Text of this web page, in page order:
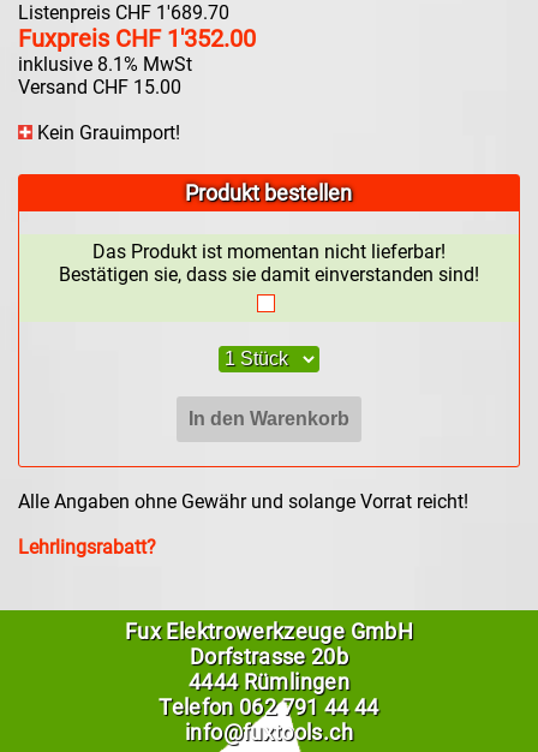
Listenpreis CHF 1'689.70
Fuxpreis CHF 1'352.00
inklusive 8.1% MwSt
Versand CHF 15.00
Kein Grauimport!
Produkt bestellen
Das Produkt ist momentan nicht lieferbar!
Bestätigen sie, dass sie damit einverstanden sind!
Alle Angaben ohne Gewähr und solange Vorrat reicht!
Lehrlingsrabatt?
Fux Elektrowerkzeuge GmbH
Dorfstrasse 20b
4444 Rümlingen
Telefon 062 791 44 44
info@fuxtools.ch